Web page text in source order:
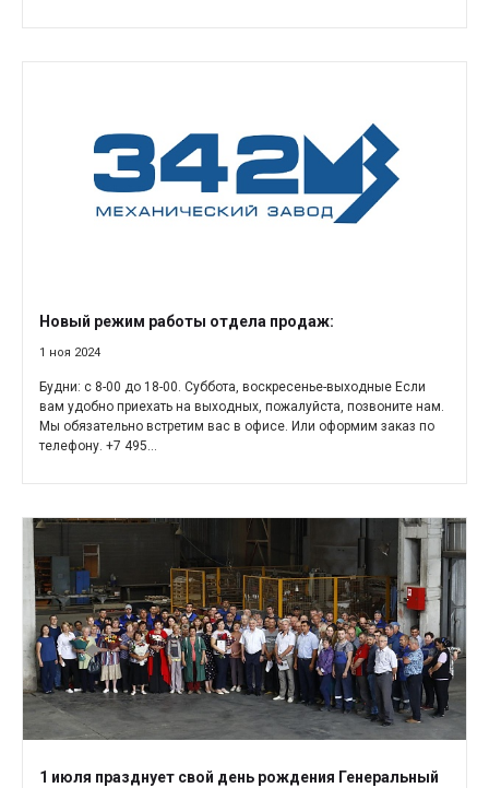
Новый режим работы отдела продаж:
1 ноя 2024
Будни: с 8-00 до 18-00. Суббота, воскресенье-выходные Если
вам удобно приехать на выходных, пожалуйста, позвоните нам.
Мы обязательно встретим вас в офисе. Или оформим заказ по
телефону. +7 495...
1 июля празднует свой день рождения Генеральный